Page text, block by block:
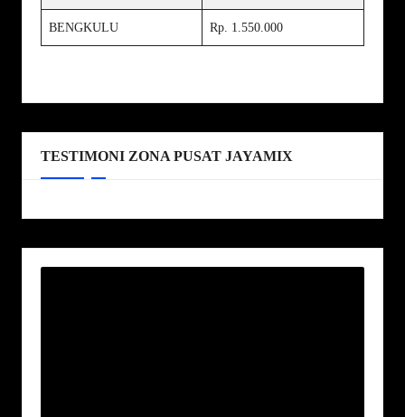
BENGKULU Rp. 1.550.000
TESTIMONI ZONA PUSAT JAYAMIX